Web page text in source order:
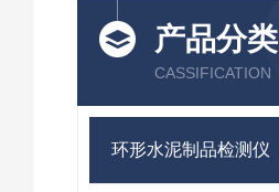
产品分类
CASSIFICATION
环形水泥制品检测仪